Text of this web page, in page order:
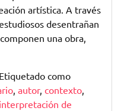
artística. A través
desentrañan
una obra,
Etiquetado como
, autor, contexto,
interpretación de